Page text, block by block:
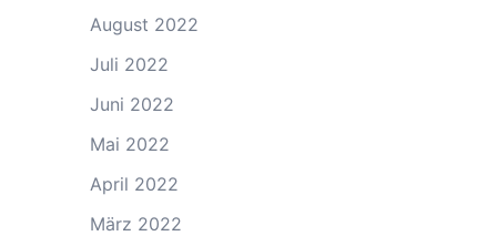
August 2022
Juli 2022
Juni 2022
Mai 2022
April 2022
März 2022